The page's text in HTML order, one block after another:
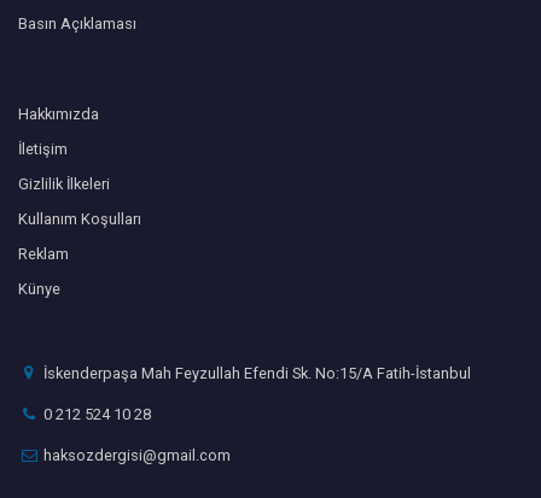
Basın Açıklaması
Hakkımızda
İletişim
Gizlilik İlkeleri
Kullanım Koşulları
Reklam
Künye
İskenderpaşa Mah Feyzullah Efendi Sk. No:15/A Fatih-İstanbul
0 212 524 10 28
haksozdergisi@gmail.com